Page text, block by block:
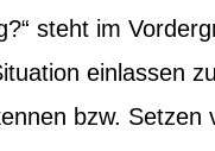
steht im
einlassen
bzw. Setzen